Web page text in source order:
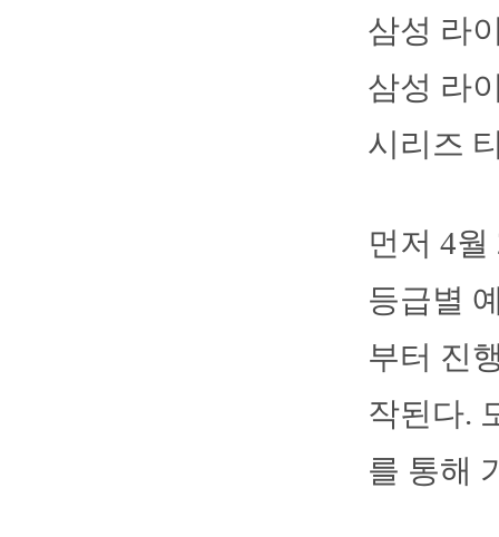
삼성 라
삼성 라
시리즈
먼저 4
등급별
부터 진
작된다.
를 통해